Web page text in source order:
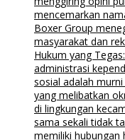
mencemarkan
Boxer Group
masyarakat dan
Hukum yang
administrasi
sosial adalah
yang melibatkan
di lingkungan
sama sekali tidak
memiliki hubungan